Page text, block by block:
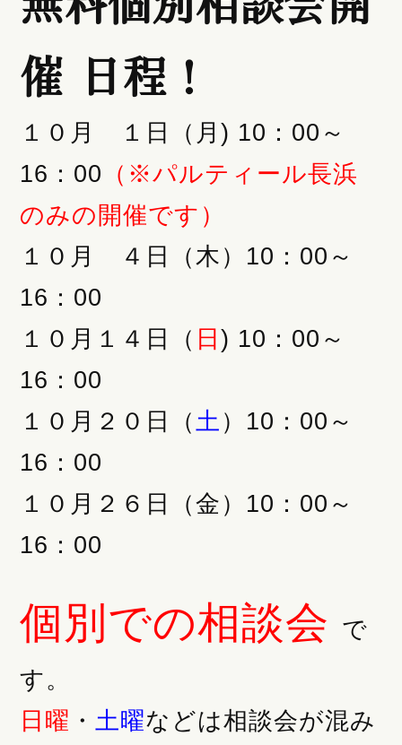
催 日程！
１０月 １日（月) 10：00～
16：00 （※パルティール長浜
のみの開催です）
１０月 ４日（木）10：00～
16：00
１０月１４日（ 日) 10：00～
16：00
１０月２０日（ 土 ）10：00～
16：00
１０月２６日（金）10：00～
16：00
個別での相談会 で
す。
日曜 ・ 土曜などは相談会が混み